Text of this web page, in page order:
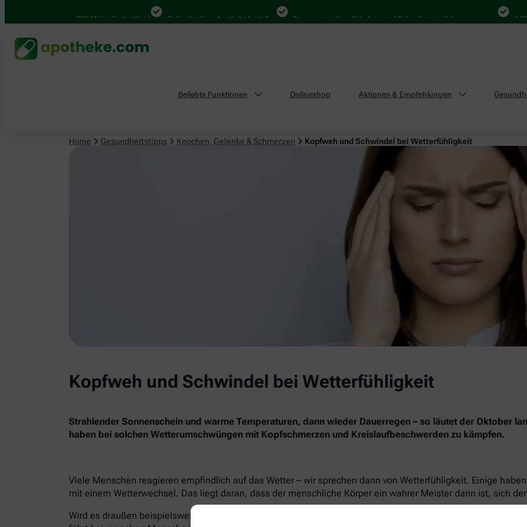
4.000 Mal in Deutschland Online bei Ihrer Apotheke bestellen Bequem zwischen Abholung und Botendienst wählen 4.000
Beliebte Funktionen Onlineshop Aktionen & Empfehlungen
Home Gesundheitstipps Knochen, Gelenke & Schmerzen Kopfweh und Schwindel bei Wetterfühligkeit
Knochen, Gelenke & Schmerzen
Kopfweh und Schwindel bei Wetterfühligkeit
Strahlender Sonnenschein und warme Temperaturen, dann wieder Dauerregen – so läutet der Oktober
haben bei solchen Wetterumschwüngen mit Kopfschmerzen und Kreislaufbeschwerden zu kämpfen.
Viele Menschen reagieren empfindlich auf das Wetter – wir sprechen dann von Wetterfühligkeit. Einige
mit einem Wetterwechsel. Das liegt daran, dass der menschliche Körper ein wahrer Meister darin ist, sich
Wird es draußen beispielsweise plötzlich sehr heiß, darf die Körpertemperatur nicht steigen. Deswegen